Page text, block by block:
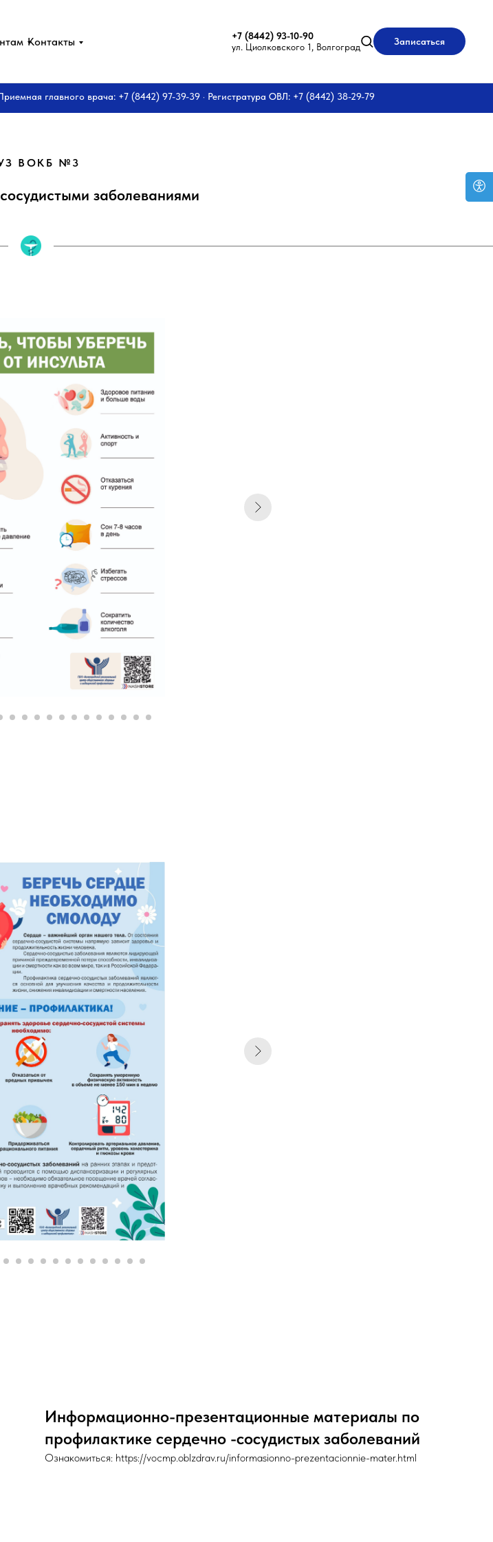
главного врача: +7 (8442) 97-39-39 · Регистратура ОВЛ: +7 (8442) 38-29-79
Контакты
+7 (8442) 93-10-90
ул. Циолковского 1, Волгоград
Записаться
ВОКБ №3
заболеваниями
Информационно-презентационные материалы по
профилактике сердечно -сосудистых заболеваний
Ознакомиться: https://vocmp.oblzdrav.ru/informasionno-prezentacionnie-mater.html